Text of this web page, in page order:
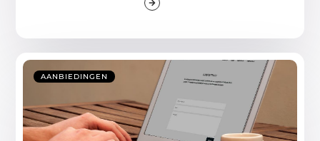
AANBIEDINGEN